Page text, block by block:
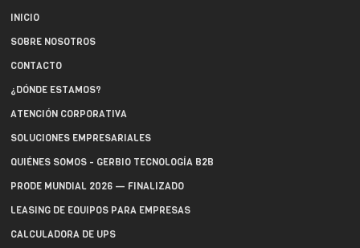
INICIO
SOBRE NOSOTROS
CONTACTO
¿DÓNDE ESTAMOS?
ATENCIÓN CORPORATIVA
SOLUCIONES EMPRESARIALES
QUIÉNES SOMOS - GERBIO TECNOLOGÍA B2B
PRODE MUNDIAL 2026 — FINALIZADO
LEASING DE EQUIPOS PARA EMPRESAS
CALCULADORA DE UPS